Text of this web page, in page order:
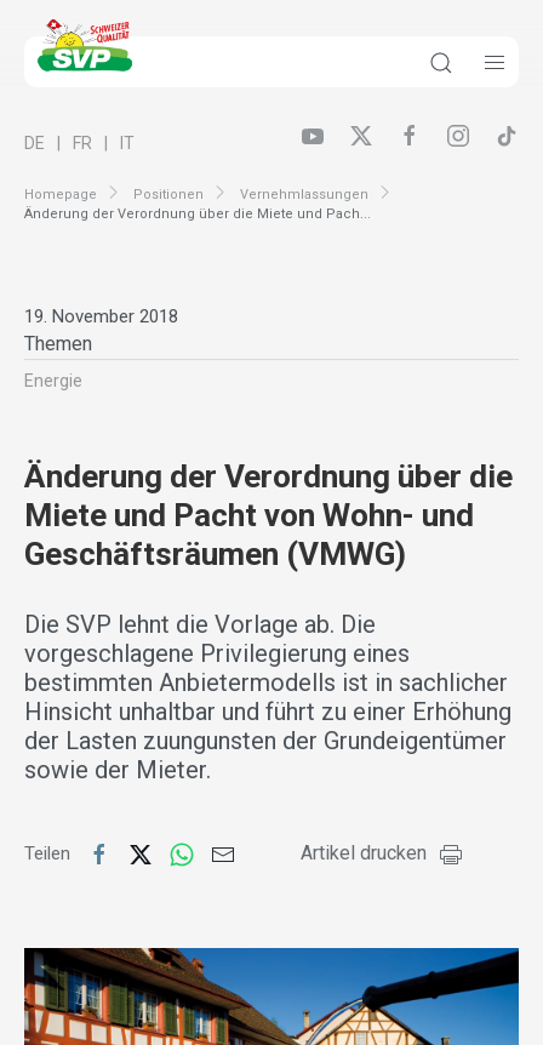
Homepage Positionen
Vernehmlassungen
Änderung der Verordnung über die Miete und Pach...
DE FR IT
19. November 2018
Themen
Energie
Änderung der Verordnung über die
Miete und Pacht von Wohn- und
Geschäftsräumen (VMWG)
Die SVP lehnt die Vorlage ab. Die
vorgeschlagene Privilegierung eines
bestimmten Anbietermodells ist in sachlicher
Hinsicht unhaltbar und führt zu einer Erhöhung
der Lasten zuungunsten der Grundeigentümer
sowie der Mieter.
Teilen Artikel drucken